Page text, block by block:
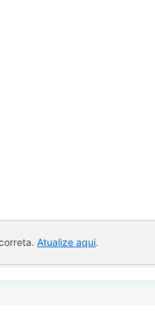
Atualize aqui.